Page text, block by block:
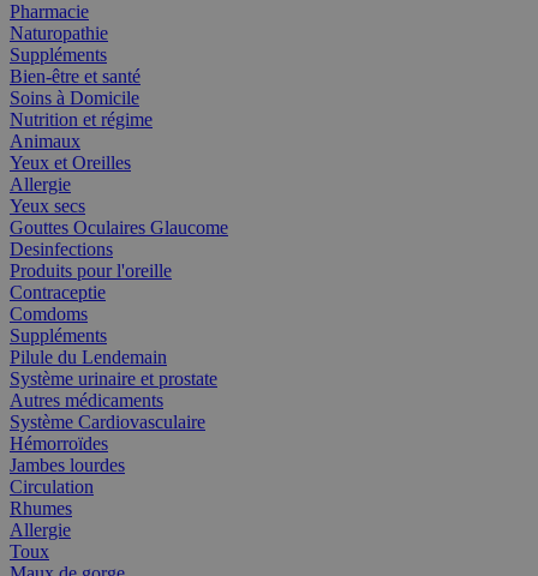
Pharmacie
Naturopathie
Suppléments
Bien-être et santé
Soins à Domicile
Nutrition et régime
Animaux
Yeux et Oreilles
Allergie
Yeux secs
Gouttes Oculaires Glaucome
Desinfections
Produits pour l'oreille
Contraceptie
Comdoms
Suppléments
Pilule du Lendemain
Système urinaire et prostate
Autres médicaments
Système Cardiovasculaire
Hémorroïdes
Jambes lourdes
Circulation
Rhumes
Allergie
Toux